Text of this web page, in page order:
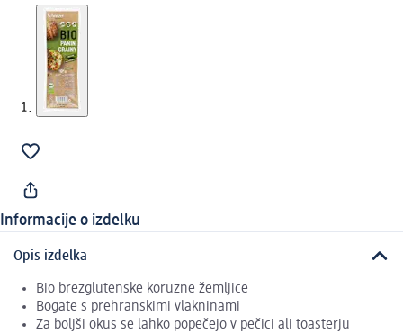
Informacije o izdelku
Opis izdelka
Bio brezglutenske koruzne žemljice
Bogate s prehranskimi vlakninami
Za boljši okus se lahko popečejo v pečici ali toasterju